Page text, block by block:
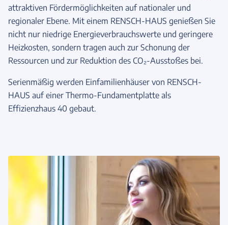
attraktiven Fördermöglichkeiten auf nationaler und
regionaler Ebene. Mit einem RENSCH-HAUS genießen Sie
nicht nur niedrige Energieverbrauchswerte und geringere
Heizkosten, sondern tragen auch zur Schonung der
Ressourcen und zur Reduktion des CO₂-Ausstoßes bei.
Serienmäßig werden Einfamilienhäuser von RENSCH-
HAUS auf einer Thermo-Fundamentplatte als
Effizienzhaus 40 gebaut.